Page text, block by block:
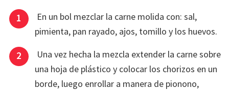
En un bol mezclar la carne molida con: sal,
pimienta, pan rayado, ajos, tomillo y los huevos.
Una vez hecha la mezcla extender la carne sobre
una hoja de plástico y colocar los chorizos en un
borde, luego enrollar a manera de pionono,